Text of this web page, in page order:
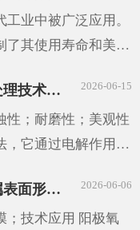
业中被广泛应用。
了其使用寿命和美观
们发现温度、湿度和
2026-06-15
摘要阳极氧化是一种表面处理技术，通过电解作用在金属表面形成一层具有保护性的氧化膜。这种技术广泛应用于汽车、航空、电子等领域，能够提高材料的耐腐蚀性和耐磨性，同时也能增加其美观性。
性；耐磨性；美观性
，它通过电解作用在
能增加其美观性。
2026-06-06
摘要阳极氧化是一种在金属表面形成一层坚硬、耐磨、具有良好绝缘性能的氧化膜的技术。这种技术广泛应用于汽车、航空、电子等领域，为这些领域的发展提供了重要的技术支持。
；技术应用 阳极氧